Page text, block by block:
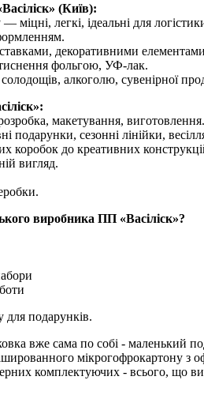
(Київ):
легкі, ідеальні для
декоративними
фольгою, УФ-лак.
алкоголю, сувенірної
макетування, виготовлення.
сезонні лінійки,
коробок до креативних
вигляд.
виробника ПП «Васіліск»?
для подарунків.
вже сама по собі - маленький
мікрогофрокартону з
комплектуючих - всього, що